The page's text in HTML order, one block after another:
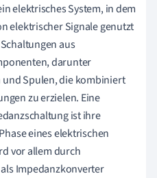
elektrisches System, in dem
elektrischer Signale genutzt
aus
darunter
Spulen, die kombiniert
zu erzielen. Eine
ist ihre
eines elektrischen
vor allem durch
Impedanzkonverter